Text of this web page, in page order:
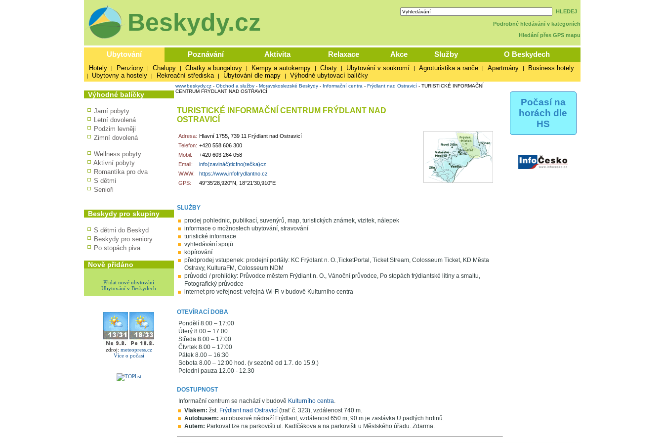
Beskydy.cz HLEDEJ
Podrobné hledávání v kategoriích
Hledání přes GPS mapu
Ubytování Poznávání Aktivita Relaxace Akce Služby O Beskydech
Hotely | Penziony | Chalupy | Chatky a bungalovy | Kempy a autokempy | Chaty | Ubytování v soukromí | Agroturistika a ranče | Apartmány | Business hotely
| Ubytovny a hostely | Rekreační střediska | Ubytování dle mapy | Výhodné ubytovací balíčky
Výhodné balíčky
Jarní pobyty
Letní dovolená
Podzim levněji
Zimní dovolená
Wellness pobyty
Aktivní pobyty
Romantika pro dva
S dětmi
Senioři
Beskydy pro skupiny
S dětmi do Beskyd
Beskydy pro seniory
Po stopách piva
Nově přidáno
Přidat nové ubytování
Ubytování v Beskydech
zdroj: meteopress.cz
Více o počasí
www.beskydy.cz- Obchod a služby- Moravskoslezské Beskydy- Informační centra - Frýdlant nad Ostravicí- TURISTICKÉ INFORMAČNÍ
CENTRUM FRÝDLANT NAD OSTRAVICÍ
TURISTICKÉ INFORMAČNÍ CENTRUM FRÝDLANT NAD
OSTRAVICÍ
Adresa: Hlavní 1755, 739 11 Frýdlant nad Ostravicí
Telefon: +420 558 606 300
Mobil:
+420 603 264 058
Email:
info(zavináč)ticfno(tečka)cz
WWW:
https://www.infofrydlantno.cz
GPS:
49°35'28,920"N, 18°21'30,910"E
SLUŽBY
prodej pohlednic, publikací, suvenýrů, map, turistických známek, vizitek, nálepek
informace o možnostech ubytování, stravování
turistické informace
vyhledávání spojů
kopírování
předprodej vstupenek: prodejní portály: KC Frýdlant n. O.,TicketPortal, Ticket Stream, Colosseum Ticket, KD Města
Ostravy, KulturaFM, Colosseum NDM
průvodci / prohlídky: Průvodce městem Frýdlant n. O., Vánoční průvodce, Po stopách frýdlantské litiny a smaltu,
Fotografický průvodce
internet pro veřejnost: veřejná Wi-Fi v budově Kulturního centra
OTEVÍRACÍ DOBA
Pondělí 8.00 – 17:00
Úterý 8.00 – 17:00
Středa 8.00 – 17:00
Čtvrtek 8.00 – 17:00
Pátek 8.00 – 16:30
Sobota 8.00 – 12:00 hod. (v sezóně od 1.7. do 15.9.)
Polední pauza 12.00 - 12.30
DOSTUPNOST
Informační centrum se nachází v budově Kulturního centra.
Vlakem: žst. Frýdlant nad Ostravicí(trať č. 323), vzdálenost 740 m.
Autobusem: autobusové nádraží Frýdlant, vzdálenost 650 m; 90 m je zastávka U padlých hrdinů.
Autem: Parkovat lze na parkovišti ul. Kadlčákova a na parkovišti u Městského úřadu. Zdarma.
Počasí na
horách dle
HS